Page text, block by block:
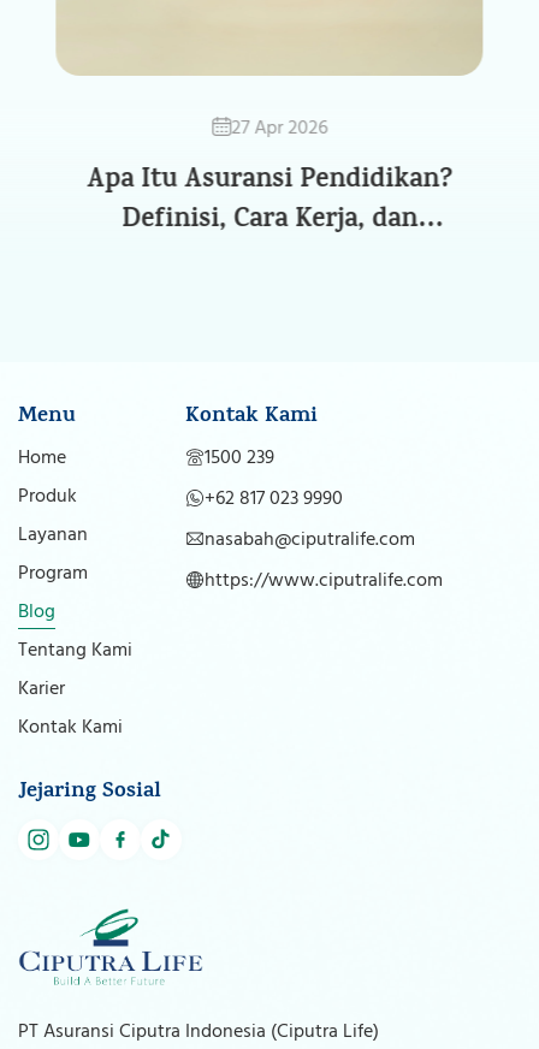
27 Apr 2026
Apa Itu Asuransi Pendidikan?
Definisi, Cara Kerja, dan
PT Asuransi Ciputra Indonesia (Ciputra Life)
Menu
Home
Produk
Layanan
Program
Blog
Tentang Kami
Karier
Kontak Kami
Kontak Kami
1500 239
+62 817 023 9990
nasabah@ciputralife.com
https://www.ciputralife.com
Jejaring Sosial